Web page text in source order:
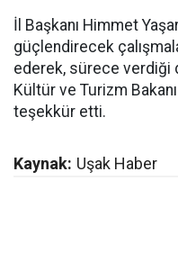
İl Başkanı Himmet
güçlendirecek
ederek, sürece verdiği
Kültür ve Turizm
teşekkür etti.
Kaynak: Uşak Haber